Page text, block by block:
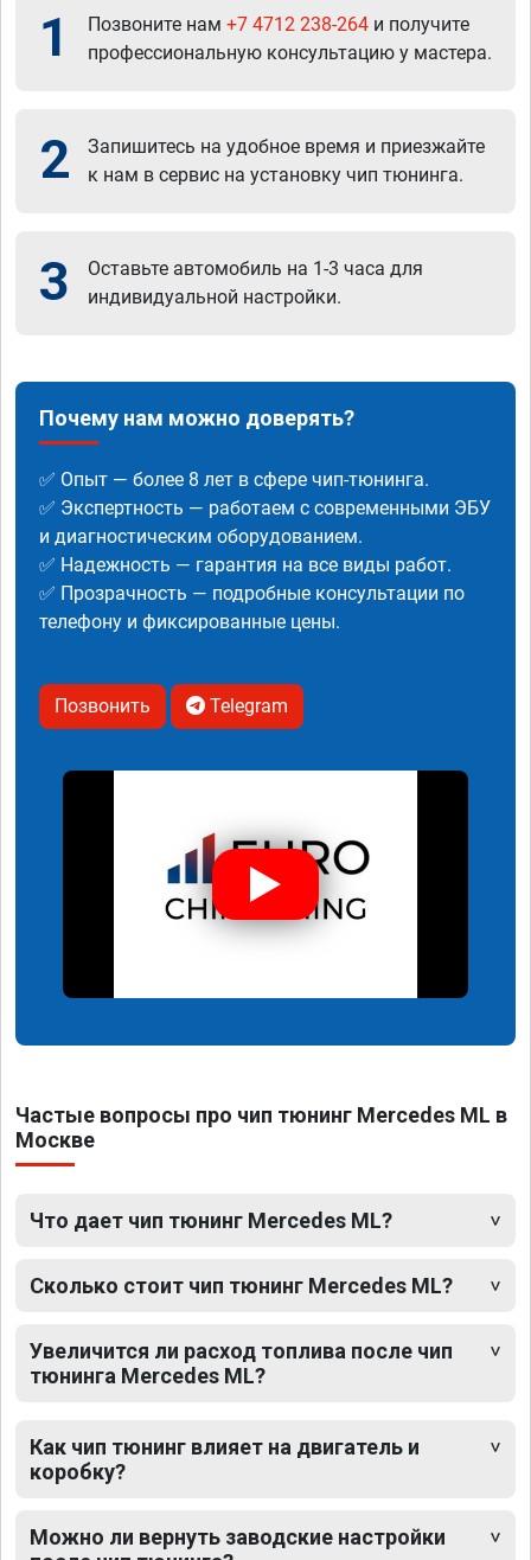
1 Позвоните нам +7 4712 238-264 и получите
профессиональную консультацию у мастера.
2
Запишитесь на удобное время и приезжайте
к нам в сервис на установку чип тюнинга.
3
Оставьте автомобиль на 1-3 часа для
индивидуальной настройки.
Почему нам можно доверять?
✅ Опыт — более 8 лет в сфере чип-тюнинга.
✅ Экспертность — работаем с современными ЭБУ
и диагностическим оборудованием.
✅ Надежность — гарантия на все виды работ.
✅ Прозрачность — подробные консультации по
телефону и фиксированные цены.
Позвонить Telegram
Частые вопросы про чип тюнинг Mercedes ML в
Москве
Что дает чип тюнинг Mercedes ML?
Сколько стоит чип тюнинг Mercedes ML?
Увеличится ли расход топлива после чип
тюнинга Mercedes ML?
Как чип тюнинг влияет на двигатель и
коробку?
Можно ли вернуть заводские настройки